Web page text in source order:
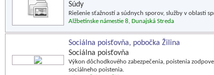
Súdy
Riešenie sťažností a súdnych sporov, služby v oblasti
Alžbetínske námestie 8, Dunajská Streda
Sociálna poisťovňa, pobočka Žilina
Sociálna poisťovňa
Výkon dôchodkového zabezpečenia, poistenia
sociálneho poistenia.